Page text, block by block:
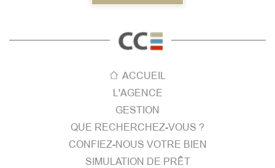
ACCUEIL
L'AGENCE
GESTION
QUE RECHERCHEZ-VOUS ?
CONFIEZ-NOUS VOTRE BIEN
SIMULATION DE PRÊT